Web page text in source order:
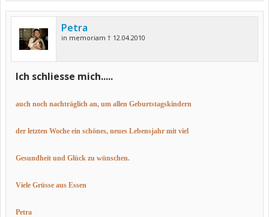
Petra
in memoriam † 12.04.2010
Ich schliesse mich.....
auch noch nachträglich an, um allen Geburtstagskindern
der letzten Woche ein schönes, neues Lebensjahr mit viel
Gesundheit und Glück zu wünschen.
Viele Grüsse aus Essen
Petra